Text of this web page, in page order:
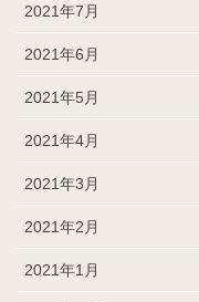
2021年7月
2021年6月
2021年5月
2021年4月
2021年3月
2021年2月
2021年1月